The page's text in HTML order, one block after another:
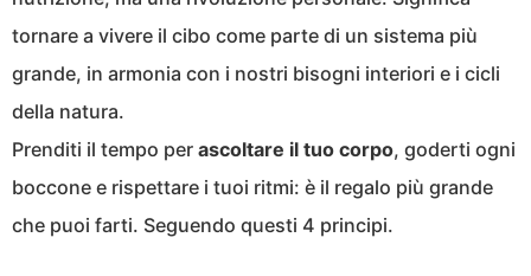
tornare a vivere il cibo come parte di un sistema più
grande, in armonia con i nostri bisogni interiori e i cicli
della natura.
Prenditi il tempo per ascoltare il tuo corpo, goderti ogni
boccone e rispettare i tuoi ritmi: è il regalo più grande
che puoi farti. Seguendo questi 4 principi.